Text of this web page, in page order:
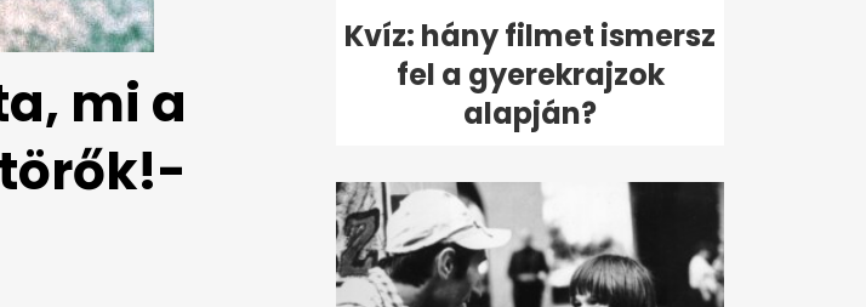
mi a
Kvíz: hány filmet ismersz
fel a gyerekrajzok
alapján?